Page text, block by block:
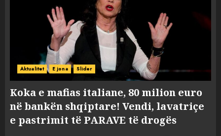
Aktualitet E jona Slider
Koka e mafias italiane, 80 milion euro
në bankën shqiptare! Vendi, lavatriçe
e pastrimit të PARAVE të drogës